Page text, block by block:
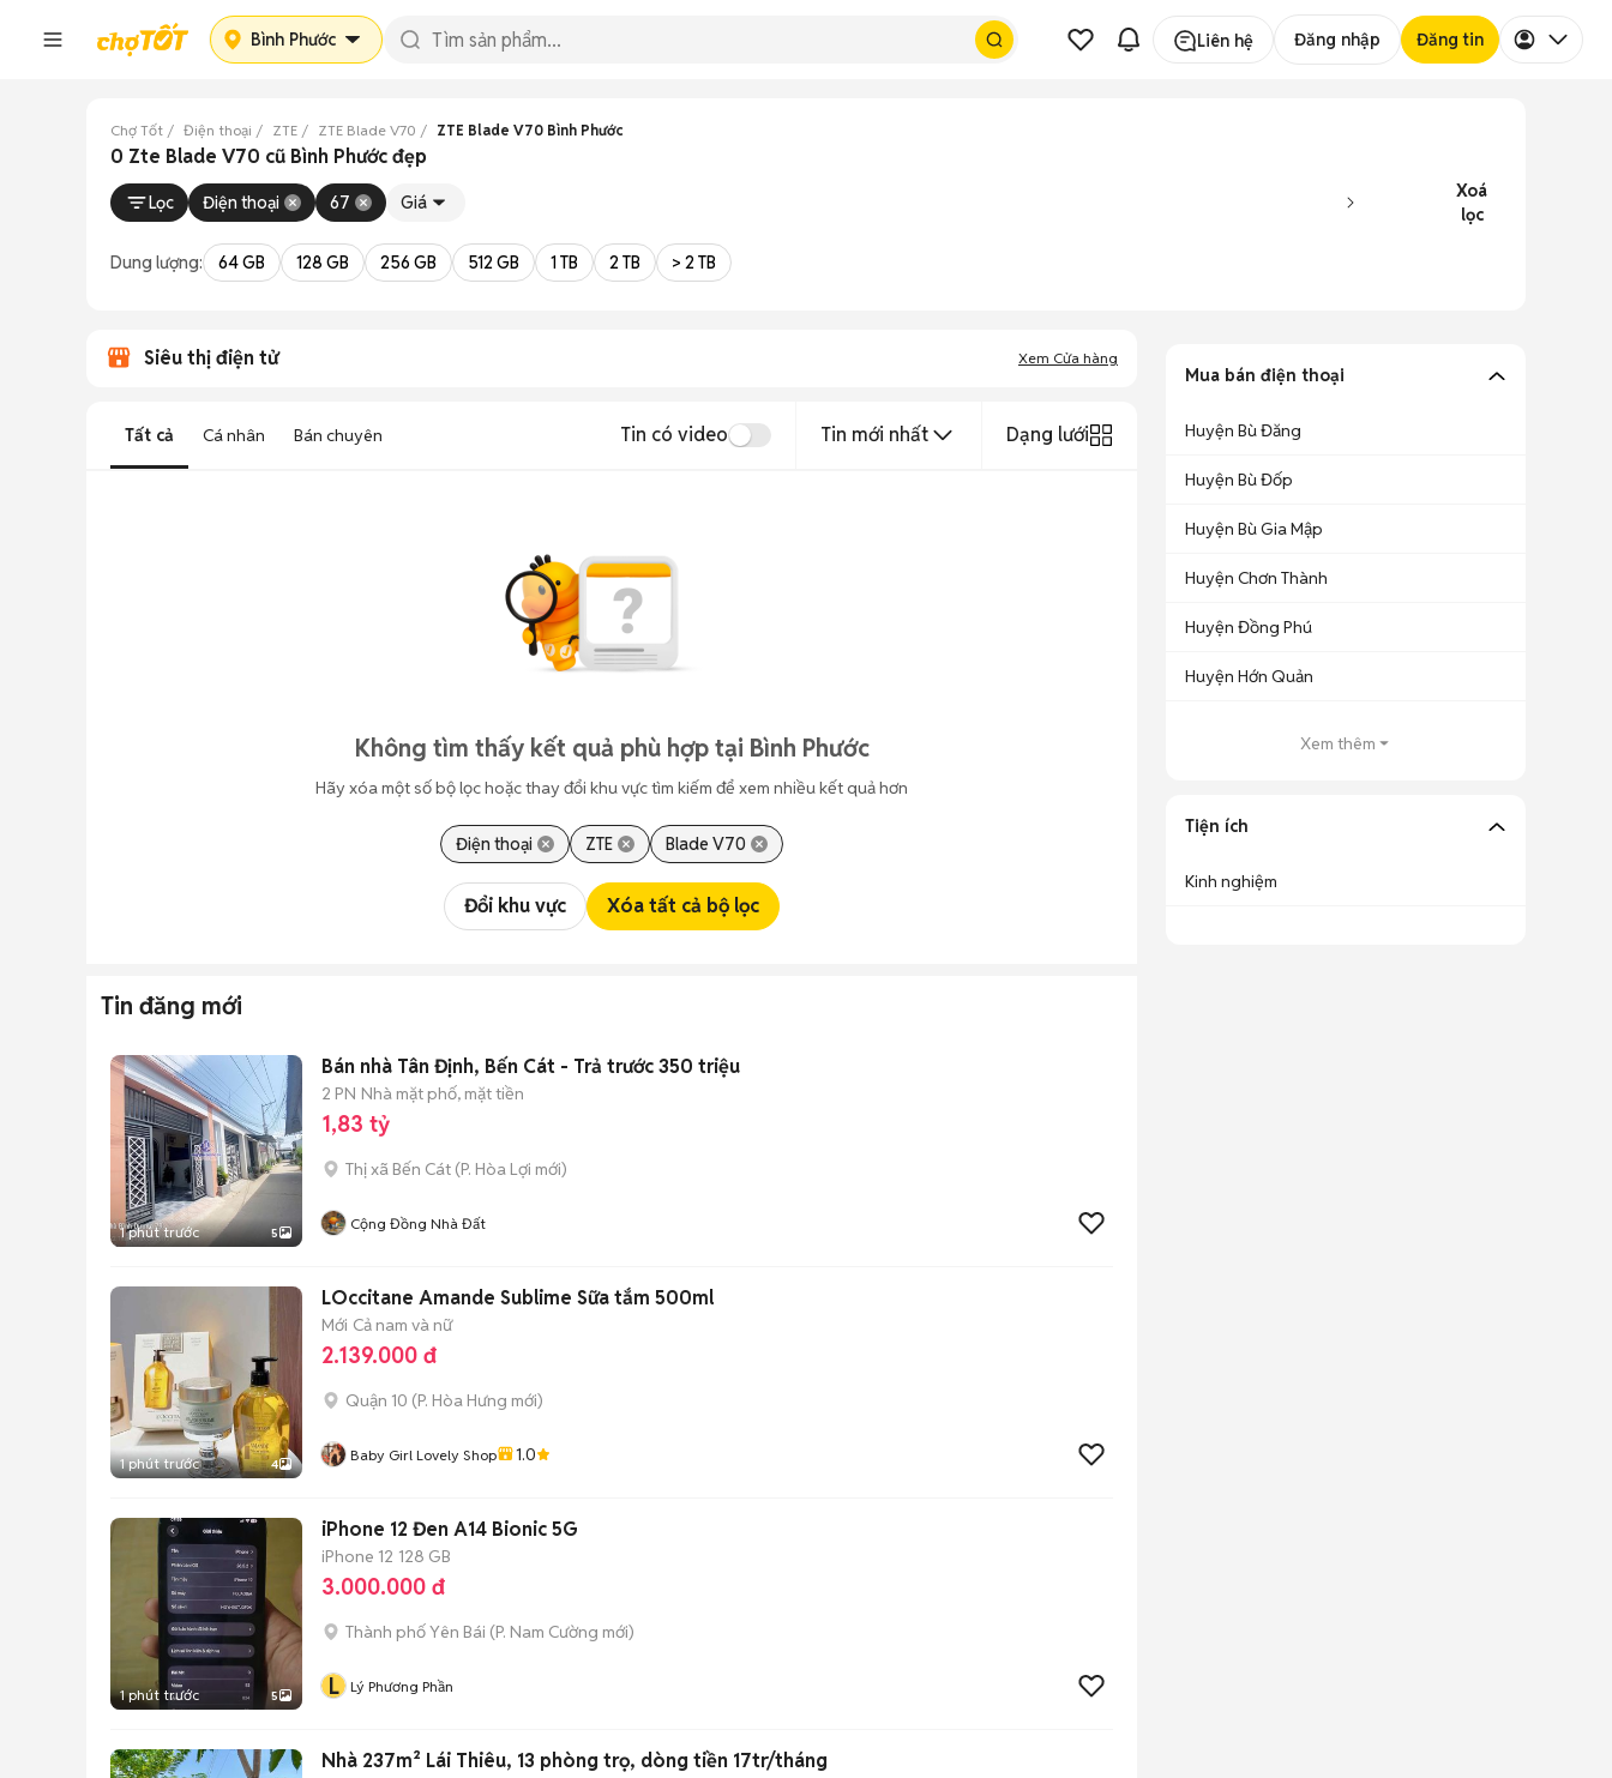
Bình Phước Liên hệ Đăng nhập Đăng tin
Chợ Tốt Điện thoại ZTE ZTE Blade V70 ZTE Blade V70 Bình Phước
0 Zte Blade V70 cũ Bình Phước đẹp
Lọc Điện thoại 67 Giá
Xoá
lọc
Dung lượng: 64 GB 128 GB 256 GB 512 GB 1 TB 2 TB > 2 TB
Siêu thị điện tử Xem Cửa hàng
Tất cả Cá nhân Bán chuyên Tin có video Tin mới nhất Dạng lưới
Không tìm thấy kết quả phù hợp tại Bình Phước
Hãy xóa một số bộ lọc hoặc thay đổi khu vực tìm kiếm để xem nhiều kết quả hơn
Điện thoại ZTE Blade V70
Đổi khu vực Xóa tất cả bộ lọc
Tin đăng mới
1 phút trước 5
Bán nhà Tân Định, Bến Cát - Trả trước 350 triệu
2 PN Nhà mặt phố, mặt tiền
1,83 tỷ
Thị xã Bến Cát (P. Hòa Lợi mới)
Cộng Đồng Nhà Đất
1 phút trước 4
LOccitane Amande Sublime Sữa tắm 500ml
Mới Cả nam và nữ
2.139.000 đ
Quận 10 (P. Hòa Hưng mới)
Baby Girl Lovely Shop 1.0
1 phút trước 5
iPhone 12 Đen A14 Bionic 5G
iPhone 12 128 GB
3.000.000 đ
Thành phố Yên Bái (P. Nam Cường mới)
L Lý Phương Phần
Nhà 237m² Lái Thiêu, 13 phòng trọ, dòng tiền 17tr/tháng
Mua bán điện thoại
Huyện Bù Đăng
Huyện Bù Đốp
Huyện Bù Gia Mập
Huyện Chơn Thành
Huyện Đồng Phú
Huyện Hớn Quản
Xem thêm
Tiện ích
Kinh nghiệm